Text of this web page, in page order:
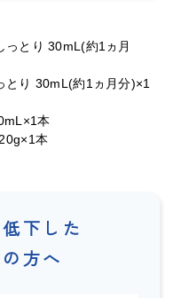
っとり 30mL(約1ヵ月
とり 30mL(約1ヵ月分)×1
本
本
下した
方へ